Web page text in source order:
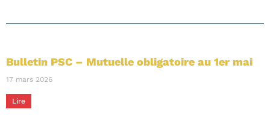
Bulletin PSC – Mutuelle obligatoire au 1er mai
17 mars 2026
Lire